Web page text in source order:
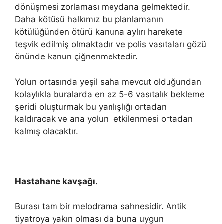
dönüşmesi zorlaması meydana gelmektedir.
Daha kötüsü halkımız bu planlamanın
kötülüğünden ötürü kanuna aylırı harekete
teşvik edilmiş olmaktadır ve polis vasıtaları gözü
önünde kanun çiğnenmektedir.
Yolun ortasında yeşil saha mevcut olduğundan
kolaylıkla buralarda en az 5-6 vasıtalık bekleme
şeridi oluşturmak bu yanlışlığı ortadan
kaldıracak ve ana yolun etkilenmesi ortadan
kalmış olacaktır.
Hastahane kavşağı.
Burası tam bir melodrama sahnesidir. Antik
tiyatroya yakın olması da buna uygun